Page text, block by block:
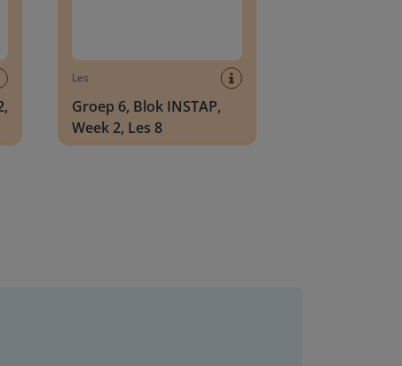
Les
Groep 6, Blok INSTAP,
Week 2, Les 8